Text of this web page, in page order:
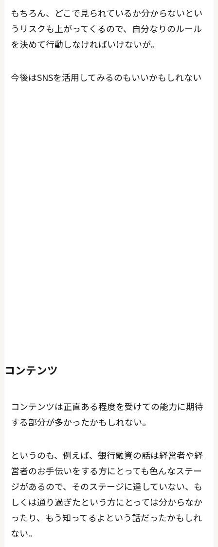
もちろん、どこで見られているか分からないとい
うリスクも上がってくるので、自分なりのルール
を決めて行動しなければいけないが。
今後はSNSを活用してみるのもいいかもしれない
コンテンツ
コンテンツは正直ある程度を受けての能力に期待
する部分が多かったかもしれない。
というのも、例えば、銀行融資の話は経営者や経
営者のお手伝いをする方にとっても色んなステー
ジがあるので、そのステージに達していない、も
しくは通り過ぎたという方にとっては分からなか
ったり、もう知ってるよという話だったかもしれ
ない。